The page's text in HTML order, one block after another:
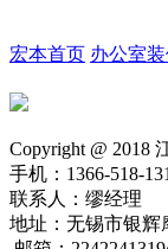
宏本首页 办公室
Copyright @ 2018
手机：1366-518-
联系人：缪经理
地址：无锡市银辉